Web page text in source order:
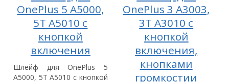
OnePlus 5 A5000,
5T A5010 с
кнопкой
включения
Шлейф для OnePlus 5
A5000, 5T A5010 с кнопкой
OnePlus 3 A3003,
3T A3010 с
кнопкой
включения,
кнопками
громкостии